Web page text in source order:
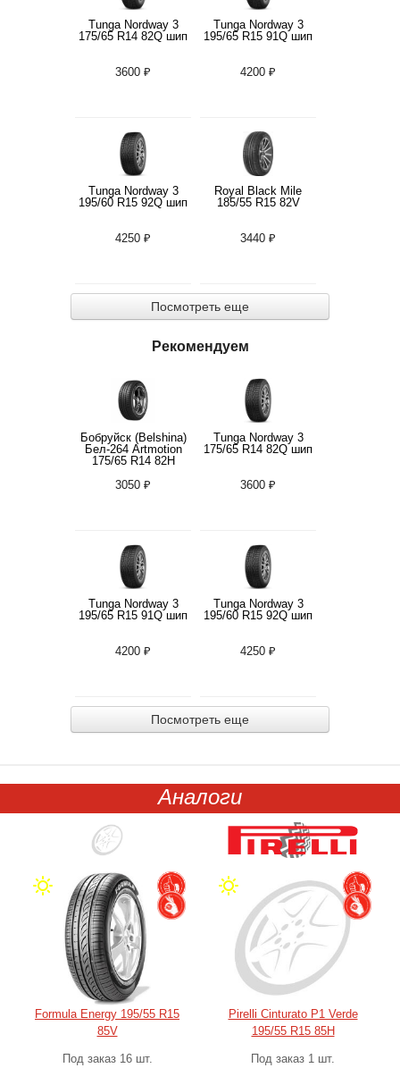
Tunga Nordway 3
175/65 R14 82Q шип
3600 ₽
Tunga Nordway 3
195/65 R15 91Q шип
4200 ₽
Tunga Nordway 3
195/60 R15 92Q шип
4250 ₽
Royal Black Mile
185/55 R15 82V
3440 ₽
Посмотреть еще
Рекомендуем
Бобруйск (Belshina)
Бел-264 Artmotion
175/65 R14 82H
3050 ₽
Tunga Nordway 3
175/65 R14 82Q шип
3600 ₽
Tunga Nordway 3
195/65 R15 91Q шип
4200 ₽
Tunga Nordway 3
195/60 R15 92Q шип
4250 ₽
Посмотреть еще
Аналоги
Formula Energy 195/55 R15
85V
Под заказ 16 шт.
Pirelli Cinturato P1 Verde
195/55 R15 85H
Под заказ 1 шт.